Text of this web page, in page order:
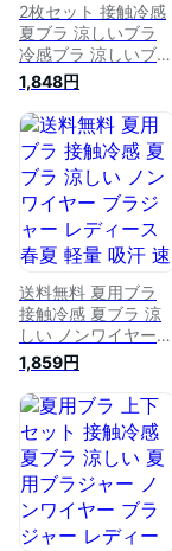
2枚セット 接触冷感
夏ブラ 涼しいブラ
冷感ブラ 涼しいブラ
ジャー ノンワイヤー
ブラジャー レディー
ス 春夏 軽量 吸汗 速
乾 ひびきにくい ワ
イヤレス ノンワイヤ
ーブラ 下着 ムレに
くい ベタつきにくい
ひんやり 軽い ブラ
ナイトブラ 涼しい
シームレス 肌着 吸
汗速乾 夏
1,848円
送料無料 夏用ブラ
接触冷感 夏ブラ 涼
しい ノンワイヤー
ブラジャー レディー
ス 春夏 軽量 吸汗 速
乾 ひびきにくい ワ
イヤレス ノンワイヤ
ーブラ 下着 ムレに
くい ベタつきにくい
ひんやり 軽い ブラ
ナイトブラ 涼しい
ひんやり シームレス
1,859円